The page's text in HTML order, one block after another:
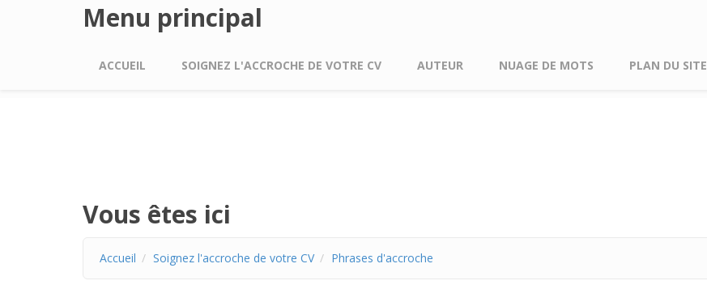
Menu principal
ACCUEIL SOIGNEZ L'ACCROCHE DE VOTRE CV AUTEUR NUAGE DE MOTS PLAN DU SITE
Vous êtes ici
Accueil Soignez l'accroche de votre CV Phrases d'accroche